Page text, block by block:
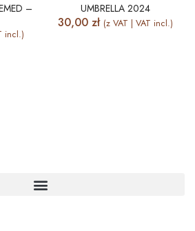
–
incl.)
UMBRELLA 2024
30,00 zł (z VAT | VAT incl.)